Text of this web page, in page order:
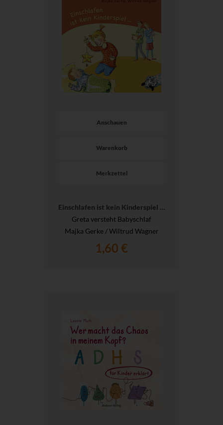
Anschauen
Warenkorb
Merkzettel
Einschlafen ist kein Kinderspiel …
Greta versteht Babyschlaf
Majka Gerke / Wiltrud Wagner
1,60 €